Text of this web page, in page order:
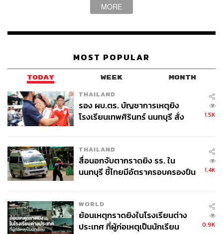
MORE
MOST POPULAR
TODAY WEEK MONTH
THAILAND
รอง ผบ.ตร. บัญชาการเหตุยิง
โรงเรียนเทพศิรินทร์ นนทบุรี สั่ง
1.5K
THAILAND
สื่อนอกจับตากราดยิง รร. ใน
นนทบุรี ชี้ไทยมีอัตราครอบครองปืน
1.4K
WORLD
ย้อนเหตุกราดยิงในโรงเรียนต่าง
ประเทศ ที่ผู้ก่อเหตุเป็นนักเรียน
0.9K